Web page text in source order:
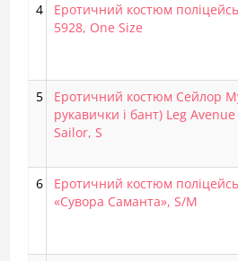
4
Еротичний костюм
5928, One Size
5
Еротичний костюм Сейлор
рукавички і бант) Leg Avenue
Sailor, S
6
Еротичний костюм
«Сувора Саманта», S/M